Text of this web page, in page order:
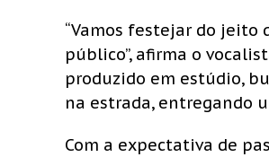
“Vamos festejar do jeito
público”, afirma o
produzido em estúdio,
na estrada, entregando
Com a expectativa de